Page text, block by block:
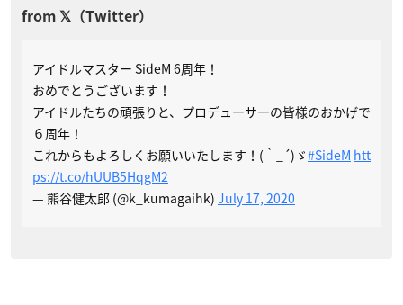
アイドルマスター SideM 6周年！
おめでとうございます！
アイドルたちの頑張りと、プロデューサーの皆様のおかげで
６周年！
これからもよろしくお願いいたします！(｀_´)ゞ#SideM htt
ps://t.co/hUUB5HqgM2
— 熊谷健太郎 (@k_kumagaihk) July 17, 2020